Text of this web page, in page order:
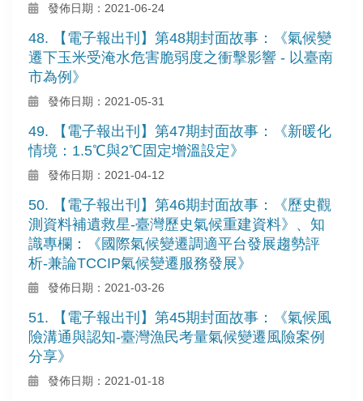
發佈日期：2021-06-24
48. 【電子報出刊】第48期封面故事：《氣候變
遷下玉米受淹水危害脆弱度之衝擊影響 - 以臺南
市為例》
發佈日期：2021-05-31
49. 【電子報出刊】第47期封面故事：《新暖化
情境：1.5℃與2℃固定增溫設定》
發佈日期：2021-04-12
50. 【電子報出刊】第46期封面故事：《歷史觀
測資料補遺救星-臺灣歷史氣候重建資料》、知
識專欄：《國際氣候變遷調適平台發展趨勢評
析-兼論TCCIP氣候變遷服務發展》
發佈日期：2021-03-26
51. 【電子報出刊】第45期封面故事：《氣候風
險溝通與認知-臺灣漁民考量氣候變遷風險案例
分享》
發佈日期：2021-01-18